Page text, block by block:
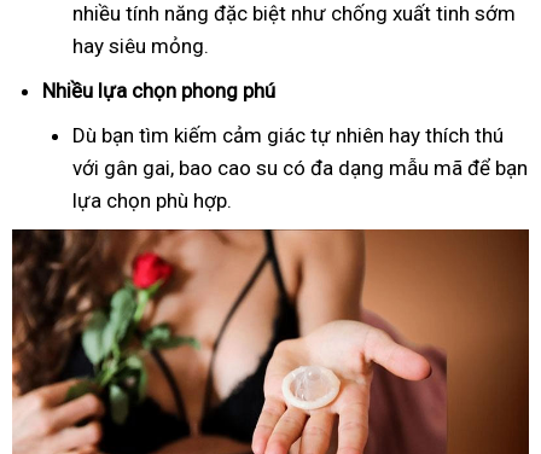
nhiều tính năng đặc biệt như chống xuất tinh sớm
hay siêu mỏng.
Nhiều lựa chọn phong phú
Dù bạn tìm kiếm cảm giác tự nhiên hay thích thú
với gân gai, bao cao su có đa dạng mẫu mã để bạn
lựa chọn phù hợp.